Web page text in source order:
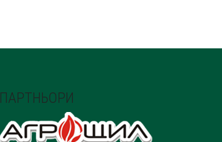
ПАРТНЬОРИ